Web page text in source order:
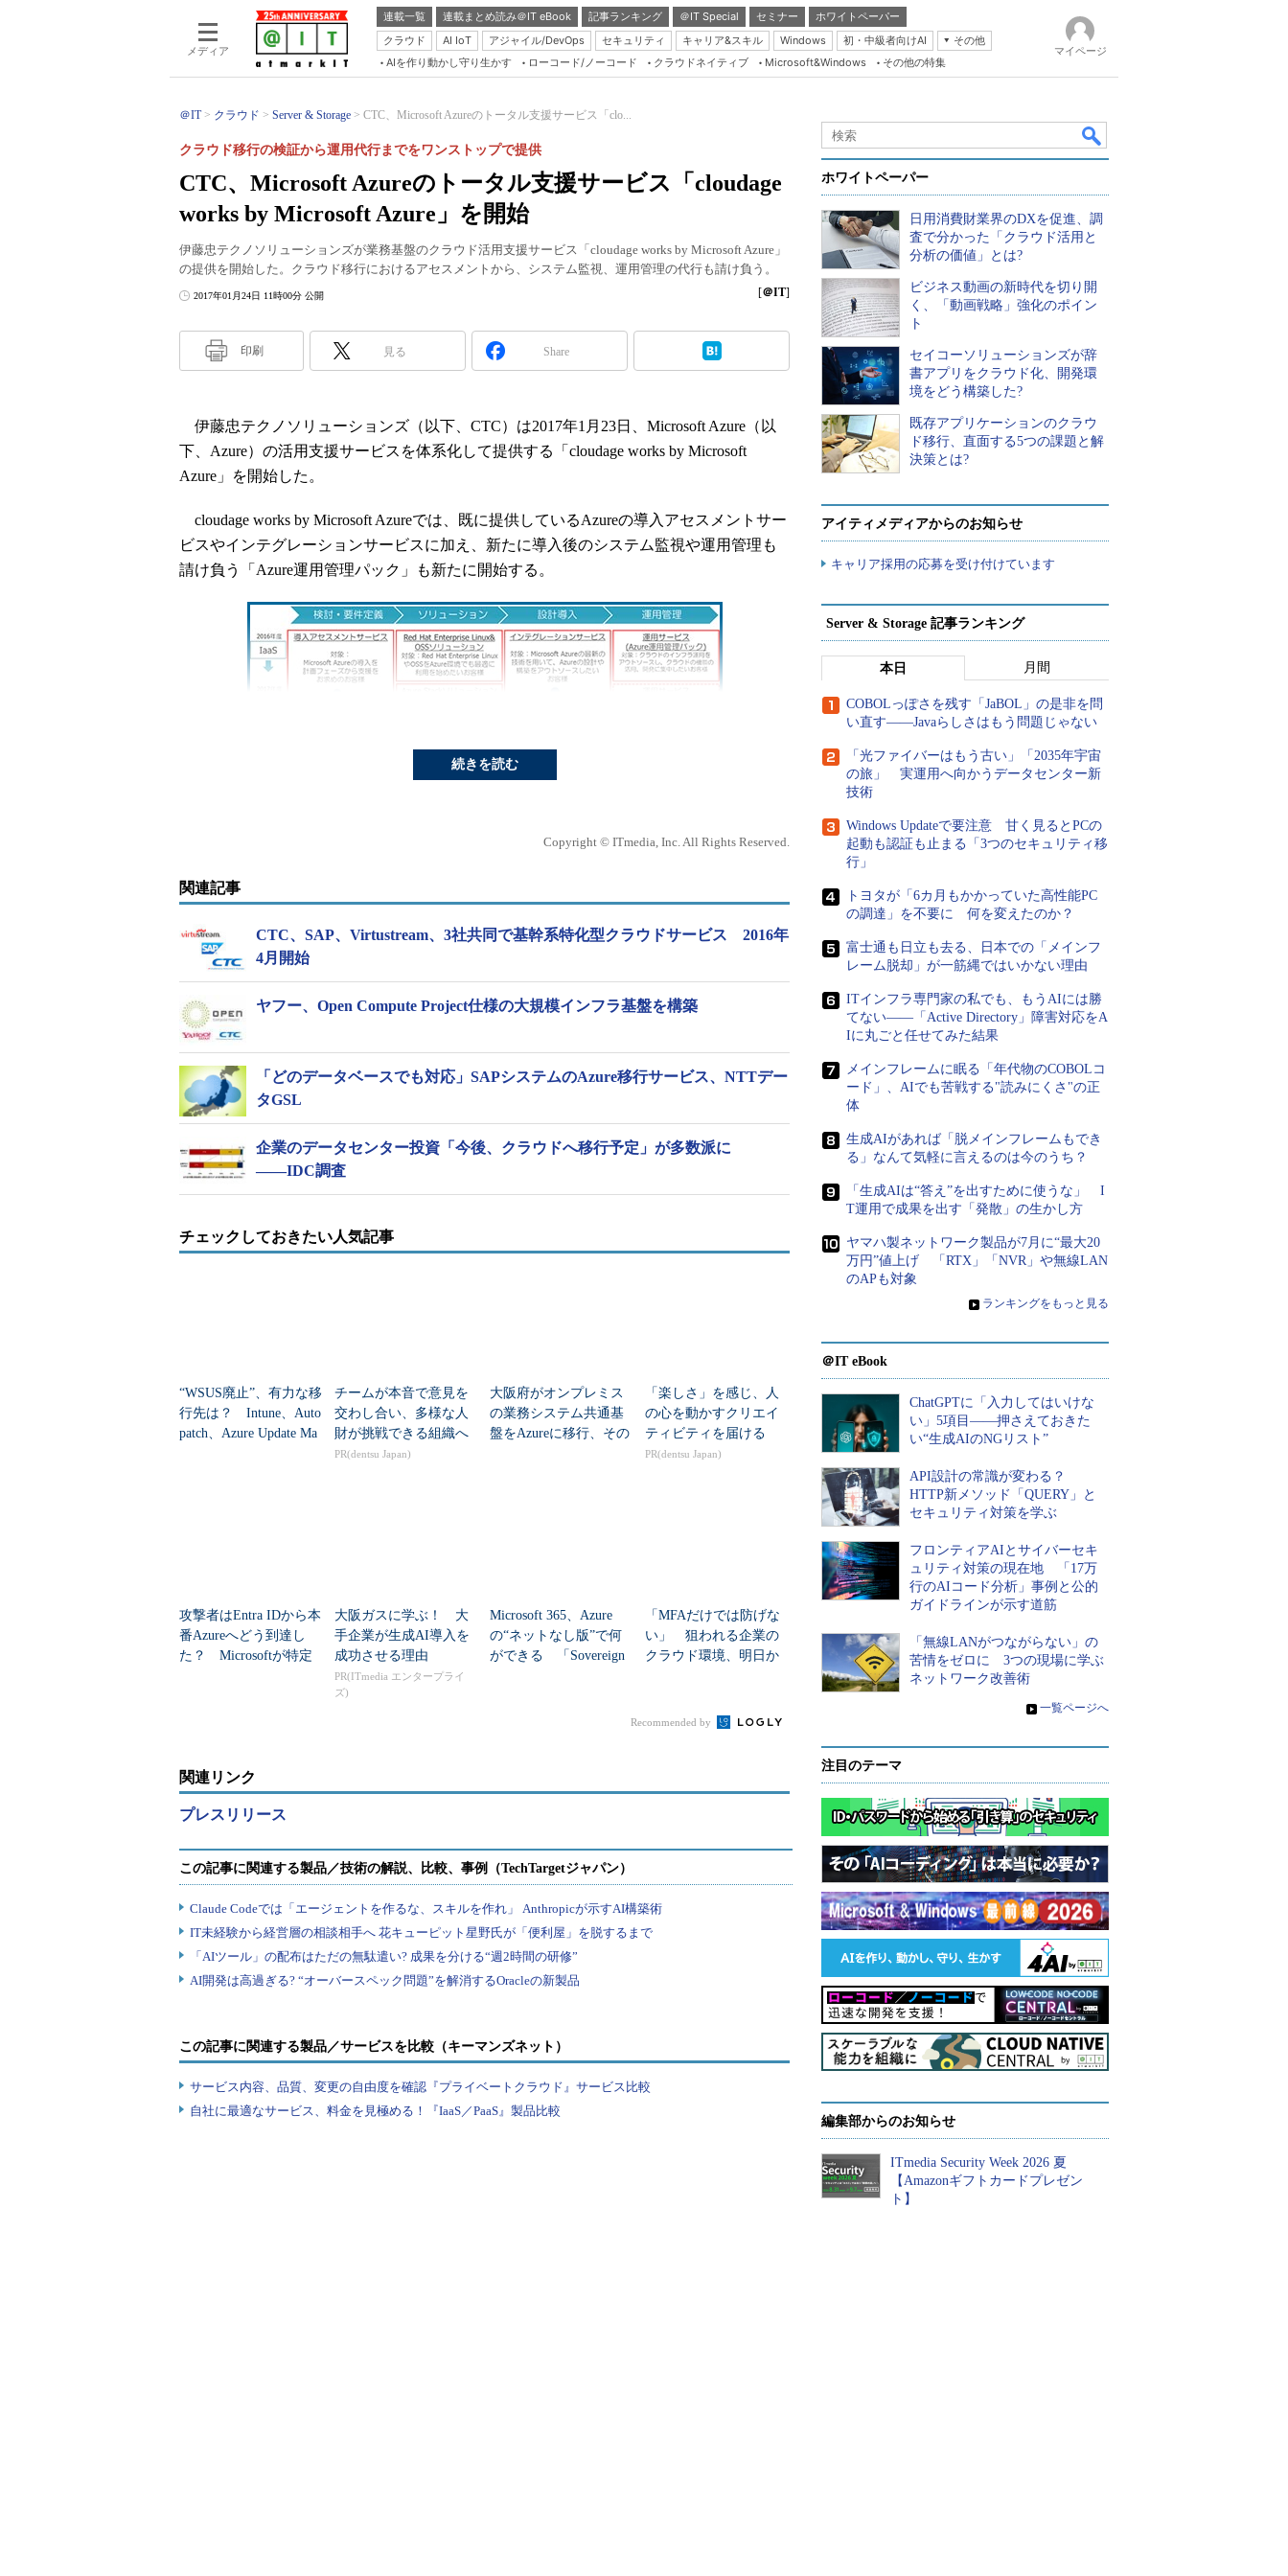
メディア
連載一覧 連載まとめ読み＠IT eBook 記事ランキング ＠IT Special セミナー
ホワイトペーパー
クラウド
AI IoT アジャイル/DevOps セキュリティ キャリア&スキル Windows 初・中級者向けAI
その他
Server & Storage
Java Agile
Database Expert
Linux ＆ OSS
Master of IP Network
Security & Trust
AIを作り動かし守り生かす ローコード/ノーコード クラウドネイティブ Microsoft&Windows その他の特集
マイページ
＠IT クラウド Server & Storage CTC、Microsoft Azureのトータル支援サービス「clo...
CTC、Microsoft Azureのトータル支援サービス「cloudage
works by Microsoft Azure」を開始
クラウド移行の検証から運用代行までをワンストップで提供
伊藤忠テクノソリューションズが業務基盤のクラウド活用支援サービス「cloudage works by Microsoft Azure」
の提供を開始した。クラウド移行におけるアセスメントから、システム監視、運用管理の代行も請け負う。
2017年01月24日 11時00分 公開 [＠IT]
印刷 見る Share
伊藤忠テクノソリューションズ（以下、CTC）は2017年1月23日、Microsoft Azure（以
下、Azure）の活用支援サービスを体系化して提供する「cloudage works by Microsoft
Azure」を開始した。
cloudage works by Microsoft Azureでは、既に提供しているAzureの導入アセスメントサー
ビスやインテグレーションサービスに加え、新たに導入後のシステム監視や運用管理も
請け負う「Azure運用管理パック」も新たに開始する。
Azure運用管理パックでは、24時間365日の運用監視、バックアップ、セキュリティチ
ドの3種類のプランを用意した。
この他、AzureにおけるRed Hat Enterprise Linuxやオープンソースソフトウェアの利用ニ
ーズにも対応。顧客が主業務に注力できるよう、クラウド基盤の提供から運用までをト
ータルでサポートする。
続きを読む
Copyright © ITmedia, Inc. All Rights Reserved.
関連記事
CTC、SAP、Virtustream、3社共同で基幹系特化型クラウドサービス 2016年
4月開始
ヤフー、Open Compute Project仕様の大規模インフラ基盤を構築
「どのデータベースでも対応」SAPシステムのAzure移行サービス、NTTデー
タGSL
企業のデータセンター投資「今後、クラウドへ移行予定」が多数派に
――IDC調査
チェックしておきたい人気記事
“WSUS廃止”、有力な移
行先は？ Intune、Auto
patch、Azure Update Ma
チームが本音で意見を
交わし合い、多様な人
財が挑戦できる組織へ
PR(dentsu Japan)
大阪府がオンプレミス
の業務システム共通基
盤をAzureに移行、その
「楽しさ」を感じ、人
の心を動かすクリエイ
ティビティを届ける
PR(dentsu Japan)
攻撃者はEntra IDから本
番Azureへどう到達し
た？ Microsoftが特定
大阪ガスに学ぶ！ 大
手企業が生成AI導入を
成功させる理由
PR(ITmedia エンタープライ
ズ)
Microsoft 365、Azure
の“ネットなし版”で何
ができる 「Sovereign
「MFAだけでは防げな
い」 狙われる企業の
クラウド環境、明日か
Recommended by
関連リンク
プレスリリース
この記事に関連する製品／サービスを比較（キーマンズネット）
サービス内容、品質、変更の自由度を確認『プライベートクラウド』サービス比較
自社に最適なサービス、料金を見極める！『IaaS／PaaS』製品比較
ホワイトペーパー
日用消費財業界のDXを促進、調
査で分かった「クラウド活用と
分析の価値」とは?
ビジネス動画の新時代を切り開
く、「動画戦略」強化のポイン
ト
セイコーソリューションズが辞
書アプリをクラウド化、開発環
境をどう構築した?
既存アプリケーションのクラウ
ド移行、直面する5つの課題と解
決策とは?
アイティメディアからのお知らせ
キャリア採用の応募を受け付けています
Server & Storage 記事ランキング
本日 月間
COBOLっぽさを残す「JaBOL」の是非を問
い直す――Javaらしさはもう問題じゃない
「光ファイバーはもう古い」「2035年宇宙
の旅」 実運用へ向かうデータセンター新
技術
Windows Updateで要注意 甘く見るとPCの
起動も認証も止まる「3つのセキュリティ移
行」
トヨタが「6カ月もかかっていた高性能PC
の調達」を不要に 何を変えたのか？
富士通も日立も去る、日本での「メインフ
レーム脱却」が一筋縄ではいかない理由
ITインフラ専門家の私でも、もうAIには勝
てない――「Active Directory」障害対応をA
Iに丸ごと任せてみた結果
メインフレームに眠る「年代物のCOBOLコ
ード」、AIでも苦戦する"読みにくさ"の正
体
生成AIがあれば「脱メインフレームもでき
る」なんて気軽に言えるのは今のうち？
「生成AIは“答え”を出すために使うな」 I
T運用で成果を出す「発散」の生かし方
ヤマハ製ネットワーク製品が7月に“最大20
万円”値上げ 「RTX」「NVR」や無線LAN
のAPも対象
» ランキングをもっと見る
＠IT eBook
ChatGPTに「入力してはいけな
い」5項目――押さえておきた
い“生成AIのNGリスト”
API設計の常識が変わる？
HTTP新メソッド「QUERY」と
セキュリティ対策を学ぶ
フロンティアAIとサイバーセキ
ュリティ対策の現在地 「17万
行のAIコード分析」事例と公的
ガイドラインが示す道筋
「無線LANがつながらない」の
苦情をゼロに 3つの現場に学ぶ
ネットワーク改善術
» 一覧ページへ
注目のテーマ
編集部からのお知らせ
ITmedia Security Week 2026 夏
【Amazonギフトカードプレゼン
ト】